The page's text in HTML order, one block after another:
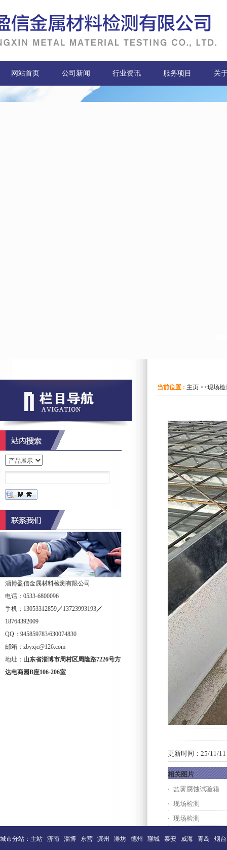
网站首页 公司新闻 行业资讯 服务项目 关
1
当前位置 : 主页 >>现场检
更新时间：25/11/
相关图片
盐雾腐蚀试验箱
现场检测
现场检测
淄博盈信金属材料检测有限公司
电话：0533-6800096
手机：13053312859／13723993193／
18764392009
QQ：945859783/630074830
邮箱：zbyxjc@126.com
地址： 山东省淄博市周村区周隆路7226号方
达电商园B座106-206室
城市分站： 主站 济南 淄博 东营 滨州 潍坊 德州 聊城 泰安 威海 青岛 烟台